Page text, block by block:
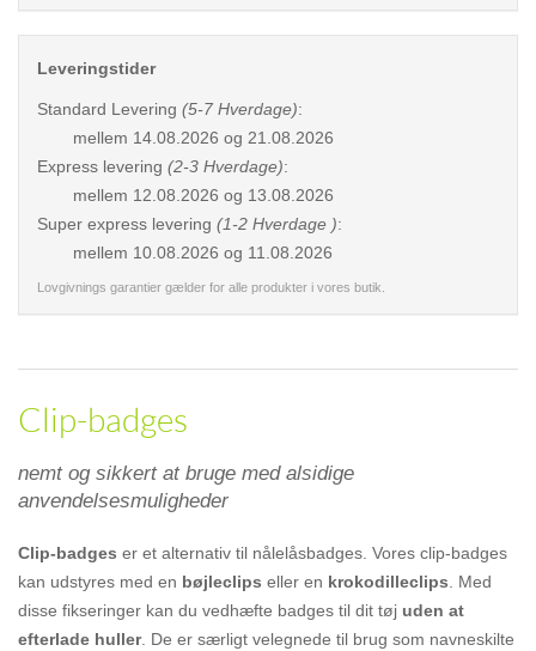
Leveringstider
Standard Levering (5-7 Hverdage):
mellem 14.08.2026 og 21.08.2026
Express levering (2-3 Hverdage):
mellem 12.08.2026 og 13.08.2026
Super express levering (1-2 Hverdage ):
mellem 10.08.2026 og 11.08.2026
Lovgivnings garantier gælder for alle produkter i vores butik.
Clip-badges
nemt og sikkert at bruge med alsidige
anvendelsesmuligheder
Clip-badges er et alternativ til nålelåsbadges. Vores clip-badges
kan udstyres med en bøjleclips eller en krokodilleclips . Med
disse fikseringer kan du vedhæfte badges til dit tøj uden at
efterlade huller. De er særligt velegnede til brug som navneskilte